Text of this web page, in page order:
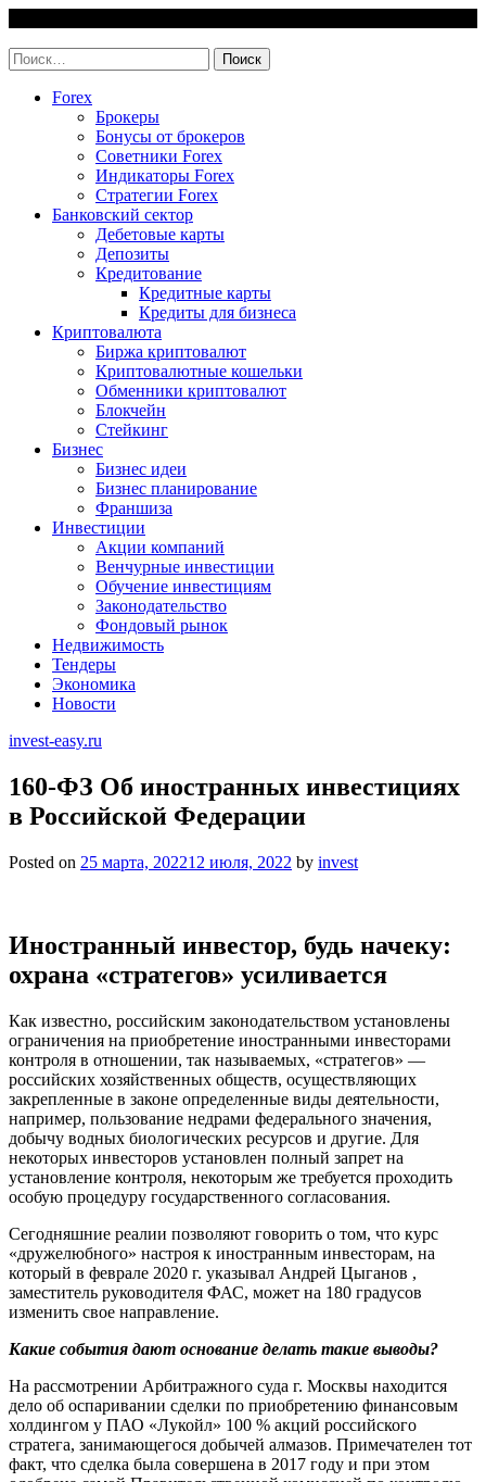
content
Найти:
Forex
Брокеры
Бонусы от брокеров
Советники Forex
Индикаторы Forex
Стратегии Forex
Банковский сектор
Дебетовые карты
Депозиты
Кредитование
Кредитные карты
Кредиты для бизнеса
Криптовалюта
Биржа криптовалют
Криптовалютные кошельки
Обменники криптовалют
Блокчейн
Стейкинг
Бизнес
Бизнес идеи
Бизнес планирование
Франшиза
Инвестиции
Акции компаний
Венчурные инвестиции
Обучение инвестициям
Законодательство
Фондовый рынок
Недвижимость
Тендеры
Экономика
Новости
invest-easy.ru
160-ФЗ Об иностранных инвестициях
в Российской Федерации
Posted on 25 марта, 202212 июля, 2022 by invest
Иностранный инвестор, будь начеку:
охрана «стратегов» усиливается
Как известно, российским законодательством установлены
ограничения на приобретение иностранными инвесторами
контроля в отношении, так называемых, «стратегов» —
российских хозяйственных обществ, осуществляющих
закрепленные в законе определенные виды деятельности,
например, пользование недрами федерального значения,
добычу водных биологических ресурсов и другие. Для
некоторых инвесторов установлен полный запрет на
установление контроля, некоторым же требуется проходить
особую процедуру государственного согласования.
Сегодняшние реалии позволяют говорить о том, что курс
«дружелюбного» настроя к иностранным инвесторам, на
который в феврале 2020 г. указывал Андрей Цыганов ,
заместитель руководителя ФАС, может на 180 градусов
изменить свое направление.
Какие события дают основание делать такие выводы?
На рассмотрении Арбитражного суда г. Москвы находится
дело об оспаривании сделки по приобретению финансовым
холдингом у ПАО «Лукойл» 100 % акций российского
стратега, занимающегося добычей алмазов. Примечателен тот
факт, что сделка была совершена в 2017 году и при этом